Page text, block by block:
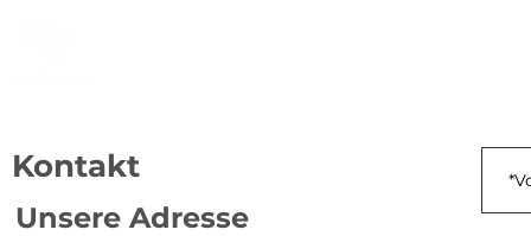
Kontakt
Unsere Adresse